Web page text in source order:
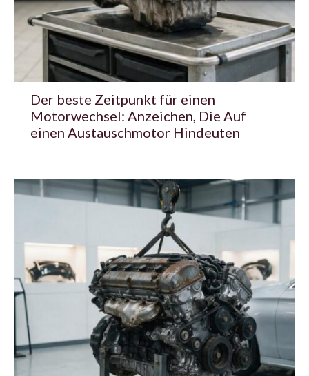
Der beste Zeitpunkt für einen
Motorwechsel: Anzeichen, Die Auf
einen Austauschmotor Hindeuten